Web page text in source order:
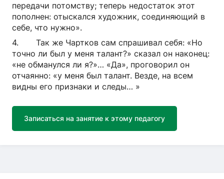
передачи потомству; теперь недостаток этот
пополнен: отыскался художник, соединяющий в
себе, что нужно».
4. Так же Чартков сам спрашивал себя: «Но
точно ли был у меня талант?» сказал он наконец:
«не обманулся ли я?»… «Да», проговорил он
отчаянно: «у меня был талант. Везде, на всем
видны его признаки и следы… »
Записаться на занятие к этому педагогу